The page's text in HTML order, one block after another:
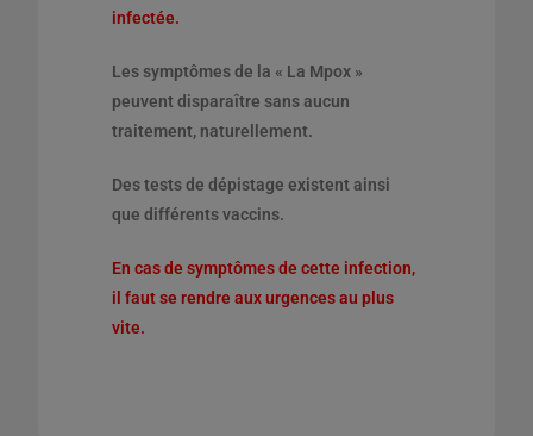
infectée.
Les symptômes de la « La Mpox »
peuvent disparaître sans aucun
traitement, naturellement.
Des tests de dépistage existent ainsi
que différents vaccins.
En cas de symptômes de cette infection,
il faut se rendre aux urgences au plus
vite.